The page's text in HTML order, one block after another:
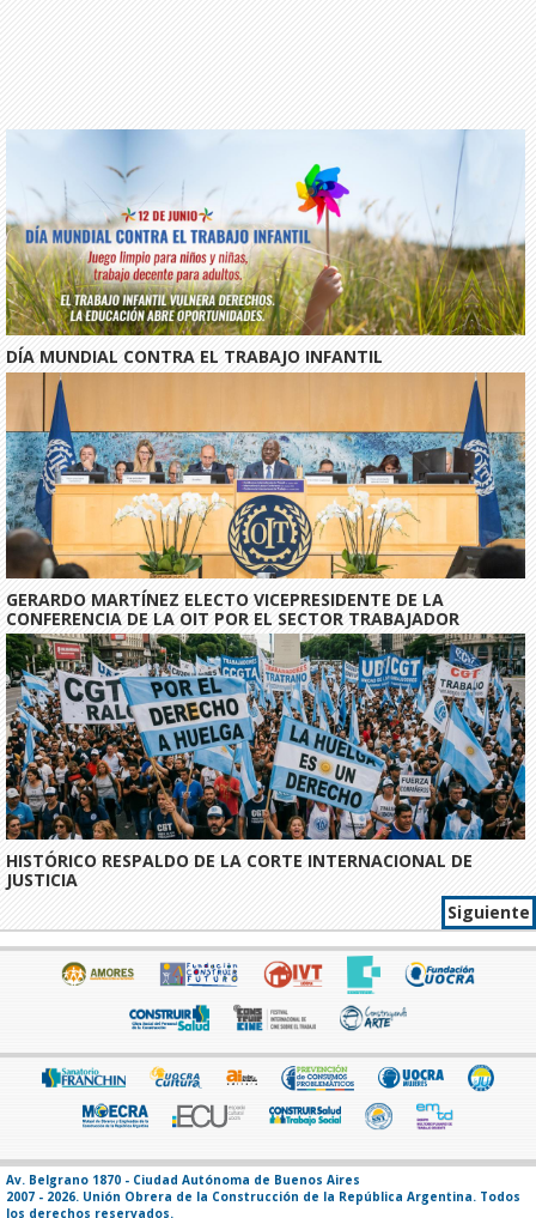
DÍA MUNDIAL CONTRA EL TRABAJO INFANTIL
GERARDO MARTÍNEZ ELECTO VICEPRESIDENTE DE LA
CONFERENCIA DE LA OIT POR EL SECTOR TRABAJADOR
HISTÓRICO RESPALDO DE LA CORTE INTERNACIONAL DE
JUSTICIA
Siguiente
Av. Belgrano 1870 - Ciudad Autónoma de Buenos Aires
2007 - 2026. Unión Obrera de la Construcción de la República Argentina. Todos
los derechos reservados.